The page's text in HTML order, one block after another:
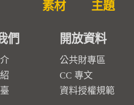
素材 主題
們 開放資料
公共財專區
CC 專文
資料授權規範